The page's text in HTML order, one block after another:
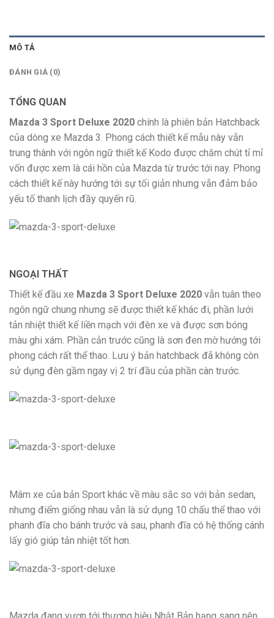
MÔ TẢ
ĐÁNH GIÁ (0)
TỔNG QUAN
Mazda 3 Sport Deluxe 2020 chính là phiên bản Hatchback
của dòng xe Mazda 3. Phong cách thiết kế mẫu này vẫn
trung thành với ngôn ngữ thiết kế Kodo được chăm chút tỉ mỉ
vốn được xem là cái hồn của Mazda từ trước tới nay. Phong
cách thiết kế này hướng tới sự tối giản nhưng vẫn đảm bảo
yếu tố thanh lịch đầy quyến rũ.
NGOẠI THẤT
Thiết kế đầu xe Mazda 3 Sport Deluxe 2020 vẫn tuân theo
ngôn ngữ chung nhưng sẽ được thiết kế khác đi, phần lưới
tản nhiệt thiết kế liền mạch với đèn xe và được sơn bóng
màu ghi xám. Phần cản trước cũng là sơn đen mờ hướng tới
phong cách rất thể thao. Lưu ý bản hatchback đã không còn
sử dụng đèn gầm ngay vị 2 trí đầu của phần càn trước.
Mâm xe của bản Sport khác về màu sắc so với bản sedan,
nhưng điểm giống nhau vẫn là sử dụng 10 chấu thể thao với
phanh đĩa cho bánh trước và sau, phanh đĩa có hệ thống cánh
lấy gió giúp tản nhiệt tốt hơn.